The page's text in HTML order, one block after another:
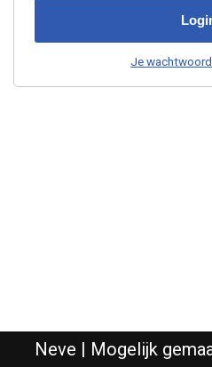
Je
Neve | Mogelijk